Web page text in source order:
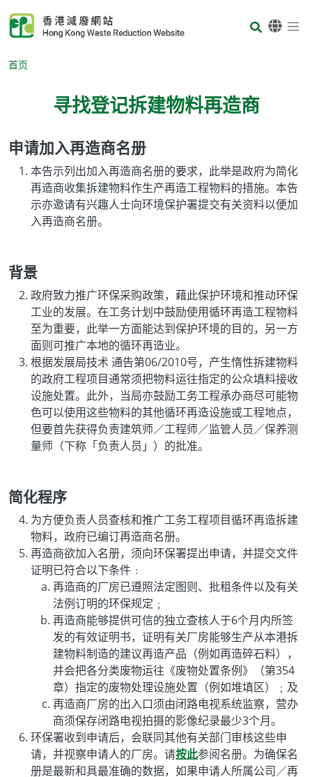
Body
首页
寻找登记拆建物料再造商
Body
申请加入再造商名册
本告示列出加入再造商名册的要求，此举是政府为简化
再造商收集拆建物料作生产再造工程物料的措施。本告
示亦邀请有兴趣人士向环境保护署提交有关资料以便加
入再造商名册。
背景
政府致力推广环保采购政策，藉此保护环境和推动环保
工业的发展。在工务计划中鼓励使用循环再造工程物料
至为重要，此举一方面能达到保护环境的目的，另一方
面则可推广本地的循环再造业。
根据发展局技术 通告第06/2010号，产生惰性拆建物料
的政府工程项目通常须把物料运往指定的公众填料接收
设施处置。此外，当局亦鼓励工务工程承办商尽可能物
色可以使用这些物料的其他循环再造设施或工程地点，
但要首先获得负责建筑师／工程师／监管人员／保养测
量师（下称「负责人员」）的批准。
简化程序
为方便负责人员查核和推广工务工程项目循环再造拆建
物料，政府已编订再造商名册。
再造商欲加入名册，须向环保署提出申请，并提交文件
证明已符合以下条件﹕
再造商的厂房已遵照法定图则、批租条件以及有关
法例订明的环保规定﹔
再造商能够提供可信的独立查核人于6个月内所签
发的有效证明书，证明有关厂房能够生产从本港拆
建物料制造的建议再造产品（例如再造碎石料），
并会把各分类废物运往《废物处置条例》（第354
章）指定的废物处理设施处置（例如堆填区）﹔及
再造商厂房的出入口须由闭路电视系统监察，营办
商须保存闭路电视拍摄的影像纪录最少3个月。
环保署收到申请后，会联同其他有关部门审核这些申
请，并视察申请人的厂房。请按此参阅名册。为确保名
册是最新和具最准确的数据，如果申请人所属公司／再